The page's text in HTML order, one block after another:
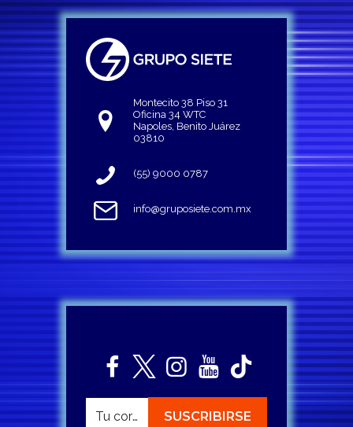
Montecito 38 Piso 31
Oficina 34 WTC
Napoles, Benito Juárez
03810
(55) 9000 0787
info@gruposiete.com.mx